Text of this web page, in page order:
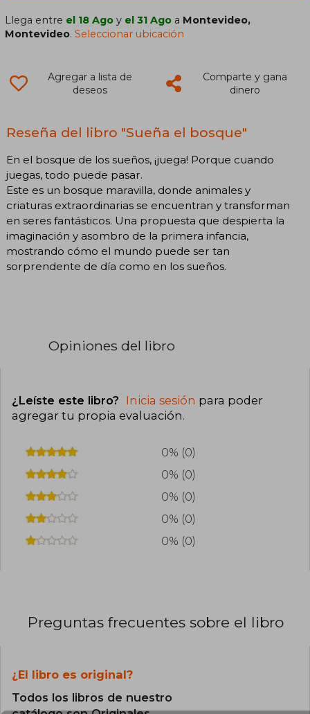
Llega entre el 18 Ago y el 31 Ago a Montevideo,
Montevideo.Seleccionar ubicación
Agregar a lista de
deseos
Comparte y gana
dinero
Reseña del libro "Sueña el bosque"
En el bosque de los sueños, ¡juega! Porque cuando
juegas, todo puede pasar.
Este es un bosque maravilla, donde animales y
criaturas extraordinarias se encuentran y transforman
en seres fantásticos. Una propuesta que despierta la
imaginación y asombro de la primera infancia,
mostrando cómo el mundo puede ser tan
sorprendente de día como en los sueños.
Opiniones del libro
¿Leíste este libro? Inicia sesión para poder
agregar tu propia evaluación.
0% (0)
0% (0)
0% (0)
0% (0)
0% (0)
Preguntas frecuentes sobre el libro
¿El libro es original?
Todos los libros de nuestro